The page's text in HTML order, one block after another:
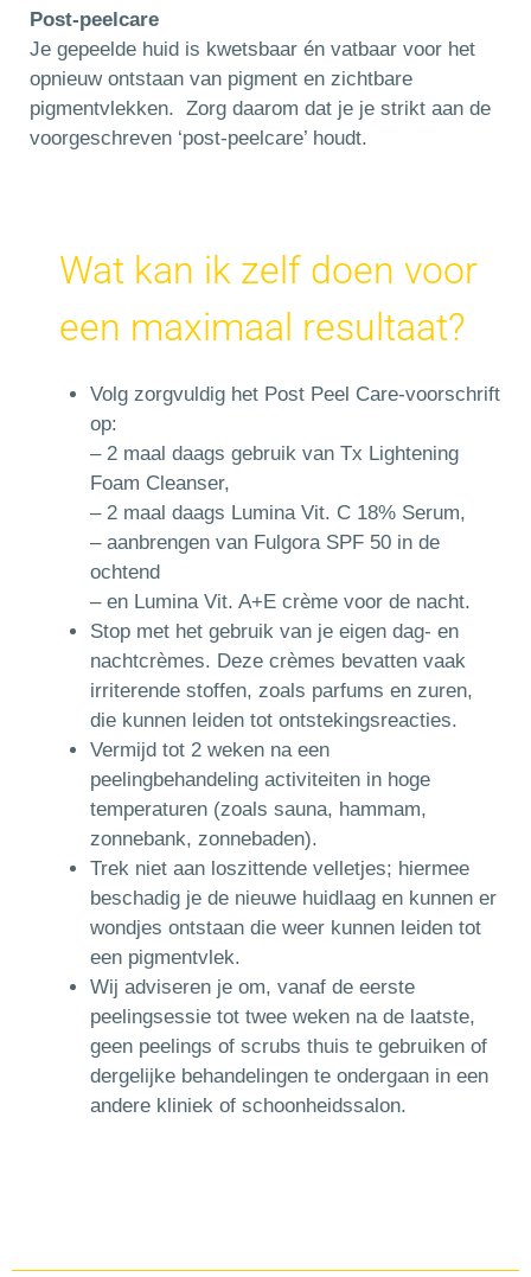
Post-peelcare
Je gepeelde huid is kwetsbaar én vatbaar voor het
opnieuw ontstaan van pigment en zichtbare
pigmentvlekken. Zorg daarom dat je je strikt aan de
voorgeschreven ‘post-peelcare’ houdt.
Wat kan ik zelf doen voor
een maximaal resultaat?
Volg zorgvuldig het Post Peel Care-voorschrift
op:
– 2 maal daags gebruik van Tx Lightening
Foam Cleanser,
– 2 maal daags Lumina Vit. C 18% Serum,
– aanbrengen van Fulgora SPF 50 in de
ochtend
– en Lumina Vit. A+E crème voor de nacht.
Stop met het gebruik van je eigen dag- en
nachtcrèmes. Deze crèmes bevatten vaak
irriterende stoffen, zoals parfums en zuren,
die kunnen leiden tot ontstekingsreacties.
Vermijd tot 2 weken na een
peelingbehandeling activiteiten in hoge
temperaturen (zoals sauna, hammam,
zonnebank, zonnebaden).
Trek niet aan loszittende velletjes; hiermee
beschadig je de nieuwe huidlaag en kunnen er
wondjes ontstaan die weer kunnen leiden tot
een pigmentvlek.
Wij adviseren je om, vanaf de eerste
peelingsessie tot twee weken na de laatste,
geen peelings of scrubs thuis te gebruiken of
dergelijke behandelingen te ondergaan in een
andere kliniek of schoonheidssalon.